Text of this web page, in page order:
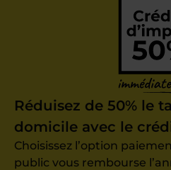
Réduisez de 50% le
domicile avec le
Choisissez l’option
public vous rembourse